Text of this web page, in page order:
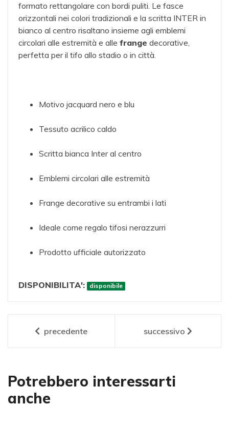
formato rettangolare con bordi puliti. Le fasce
orizzontali nei colori tradizionali e la scritta INTER in
bianco al centro risaltano insieme agli emblemi
circolari alle estremità e alle frange decorative,
perfetta per il tifo allo stadio o in città.
Motivo jacquard nero e blu
Tessuto acrilico caldo
Scritta bianca Inter al centro
Emblemi circolari alle estremità
Frange decorative su entrambi i lati
Ideale come regalo tifosi nerazzurri
Prodotto ufficiale autorizzato
DISPONIBILITA': disponibile
precedente successivo
Potrebbero interessarti
anche